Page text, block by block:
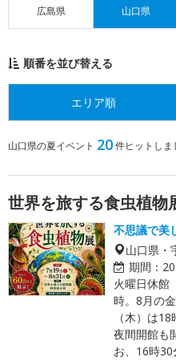
広島県 山口県
順番を並び替える
エリア順
山口県の夏イベント 20件ヒットしま
世界を旅する食虫植物
不思議で美
山口県・
期間：
火曜日休館
時。8月の
（木）は
夜間開館も
お、16時